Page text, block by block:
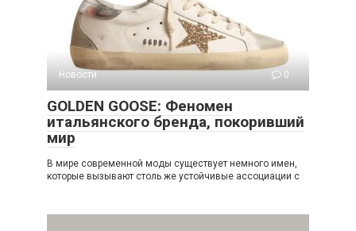
Новости 0
GOLDEN GOOSE: Феномен
итальянского бренда, покоривший
мир
В мире современной моды существует немного имен,
которые вызывают столь же устойчивые ассоциации с